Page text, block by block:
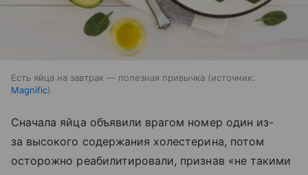
Есть яйца на завтрак — полезная привычка
источник:
Magnific
Сначала яйца объявили врагом номер один из-
за высокого содержания холестерина, потом
осторожно реабилитировали, признав «не такими